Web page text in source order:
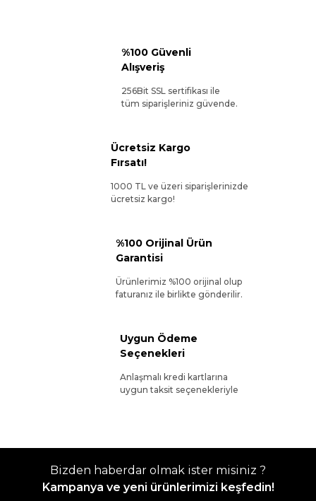
%100 Güvenli
Alışveriş
256Bit SSL sertifikası ile
tüm siparişleriniz güvende.
Ücretsiz Kargo
Fırsatı!
1000 TL ve üzeri siparişlerinizde
ücretsiz kargo!
%100 Orijinal Ürün
Garantisi
Ürünlerimiz %100 orijinal olup
faturanız ile birlikte gönderilir.
Uygun Ödeme
Seçenekleri
Anlaşmalı kredi kartlarına
uygun taksit seçenekleriyle
Bizden haberdar olmak ister misiniz ?
Kampanya ve yeni ürünlerimizi keşfedin!